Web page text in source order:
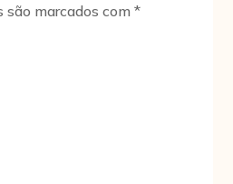
são marcados com*